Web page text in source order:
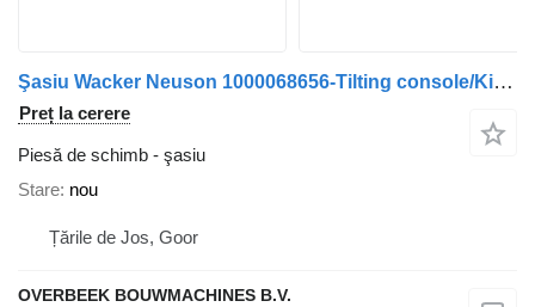
Şasiu Wacker Neuson 1000068656-Tilting console/Kippkonsole/Kantelstuk
Preț la cerere
Piesă de schimb - şasiu
Stare nou
Țările de Jos, Goor
OVERBEEK BOUWMACHINES B.V.